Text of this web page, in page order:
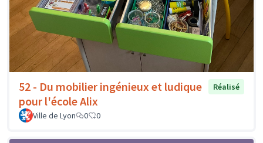
52 - Du mobilier ingénieux et ludique
pour l'école Alix
Réalisé
Ville de Lyon 0 0